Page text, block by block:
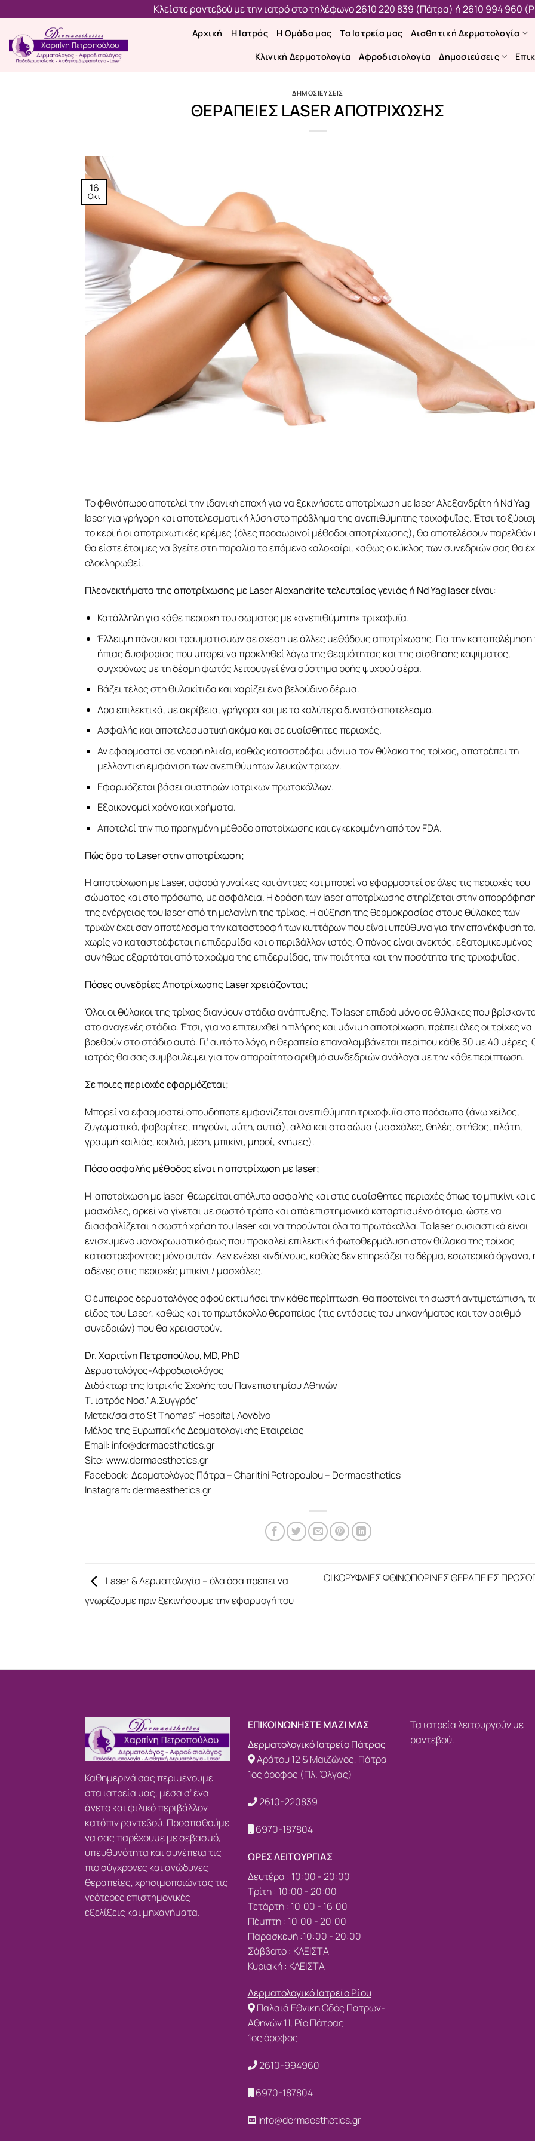
στο
περιεχόμενο
Κλείστε ραντεβού με την ιατρό στο τηλέφωνο2610 220 839 (Πάτρα) ή2610 994 960
Αρχική Η Ιατρός Η Ομάδα μας Τα Ιατρεία μας Αισθητική Δερματολογία
Κλινική Δερματολογία Αφροδισιολογία Δημοσιεύσεις
ΔΗΜΟΣΙΕΥΣΕΙΣ
ΘΕΡΑΠΕΙΕΣ LASER ΑΠΟΤΡΙΧΩΣΗΣ
16
Οκτ
Το φθινόπωρο αποτελεί την ιδανική εποχή για να ξεκινήσετε αποτρίχωση με laser Αλεξανδρίτη ή Nd Yag
laser για γρήγορη και αποτελεσματική λύση στο πρόβλημα της ανεπιθύμητης τριχοφυΐας. Έτσι το
το κερί ή οι αποτριχωτικές κρέμες (όλες προσωρινοί μέθοδοι αποτρίχωσης), θα αποτελέσουν παρελθόν
θα είστε έτοιμες να βγείτε στη παραλία το επόμενο καλοκαίρι, καθώς ο κύκλος των συνεδριών σας θα
ολοκληρωθεί.
Πλεονεκτήματα της αποτρίχωσης με Laser Alexandrite τελευταίας γενιάς ή NdYaglaserείναι:
Κατάλληλη για κάθε περιοχή του σώματος με «ανεπιθύμητη» τριχοφυΐα.
Έλλειψη πόνου και τραυματισμών σε σχέση με άλλες μεθόδους αποτρίχωσης. Για την καταπολέμηση
ήπιας δυσφορίας που μπορεί να προκληθεί λόγω της θερμότητας και της αίσθησης καψίματος,
συγχρόνως με τη δέσμη φωτός λειτουργεί ένα σύστημα ροής ψυχρού αέρα.
Βάζει τέλος στη θυλακίτιδα και χαρίζει ένα βελούδινο δέρμα.
Δρα επιλεκτικά, με ακρίβεια, γρήγορα και με το καλύτερο δυνατό αποτέλεσμα.
Ασφαλής και αποτελεσματική ακόμα και σε ευαίσθητες περιοχές.
Αν εφαρμοστεί σε νεαρή ηλικία, καθώς καταστρέφει μόνιμα τον θύλακα της τρίχας, αποτρέπει τη
μελλοντική εμφάνιση των ανεπιθύμητων λευκών τριχών.
Εφαρμόζεται βάσει αυστηρών ιατρικών πρωτοκόλλων.
Εξοικονομεί χρόνο και χρήματα.
Αποτελεί την πιο προηγμένη μέθοδο αποτρίχωσης και εγκεκριμένη από τον FDA.
Πώς δρα το Laser στην αποτρίχωση;
Η αποτρίχωση με Laser, αφορά γυναίκες και άντρες και μπορεί να εφαρμοστεί σε όλες τις περιοχές του
σώματος και στο πρόσωπο, με ασφάλεια. Η δράση των laser αποτρίχωσης στηρίζεται στην
της ενέργειας του laser από τη μελανίνη της τρίχας. Η αύξηση της θερμοκρασίας στους θύλακες των
τριχών έχει σαν αποτέλεσμα την καταστροφή των κυττάρων που είναι υπεύθυνα για την επανέκφυσή
χωρίς να καταστρέφεται η επιδερμίδα και ο περιβάλλον ιστός. Ο πόνος είναι ανεκτός, εξατομικευμένος
συνήθως εξαρτάται από το χρώμα της επιδερμίδας, την ποιότητα και την ποσότητα της τριχοφυΐας.
Πόσες συνεδρίες Αποτρίχωσης Laser χρειάζονται;
Όλοι οι θύλακοι της τρίχας διανύουν στάδια ανάπτυξης. Το laser επιδρά μόνο σε θύλακες που
στο αναγενές στάδιο. Έτσι, για να επιτευχθεί η πλήρης και μόνιμη αποτρίχωση, πρέπει όλες οι τρίχες να
βρεθούν στο στάδιο αυτό. Γι’ αυτό το λόγο, η θεραπεία επαναλαμβάνεται περίπου κάθε 30 με 40 μέρες.
ιατρός θα σας συμβουλέψει για τον απαραίτητο αριθμό συνδεδριών ανάλογα με την κάθε περίπτωση.
Σε ποιες περιοχές εφαρμόζεται;
Μπορεί να εφαρμοστεί οπουδήποτε εμφανίζεται ανεπιθύμητη τριχοφυΐα στο πρόσωπο (άνω χείλος,
ζυγωματικά, φαβορίτες, πηγούνι, μύτη, αυτιά), αλλά και στο σώμα (μασχάλες, θηλές, στήθος, πλάτη,
γραμμή κοιλιάς, κοιλιά, μέση, μπικίνι, μηροί, κνήμες).
Πόσο ασφαλής μέθοδος είναι η αποτρίχωση μεlaser;
Η αποτρίχωση με laser θεωρείται απόλυτα ασφαλής και στις ευαίσθητες περιοχές όπως το μπικίνι και
μασχάλες, αρκεί να γίνεται με σωστό τρόπο και από επιστημονικά καταρτισμένο άτομο, ώστε να
διασφαλίζεται η σωστή χρήση του laser και να τηρούνται όλα τα πρωτόκολλα. Το laser ουσιαστικά είναι
ενισχυμένο μονοχρωματικό φως που προκαλεί επιλεκτική φωτοθερμόλυση στον θύλακα της τρίχας
καταστρέφοντας μόνο αυτόν. Δεν ενέχει κινδύνους, καθώς δεν επηρεάζει το δέρμα, εσωτερικά όργανα,
αδένες στις περιοχές μπικίνι / μασχάλες.
Ο έμπειρος δερματολόγος αφού εκτιμήσει την κάθε περίπτωση, θα προτείνει τη σωστή αντιμετώπιση,
είδος του Laser, καθώς και το πρωτόκολλο θεραπείας (τις εντάσεις του μηχανήματος και τον αριθμό
συνεδριών) που θα χρειαστούν.
Dr. Χαριτίνη Πετροπούλου, MD, PhD
Δερματολόγος-Αφροδισιολόγος
Διδάκτωρ της Ιατρικής Σχολής του Πανεπιστημίου Αθηνών
Τ. ιατρός Νοσ.‘ Α.Συγγρός’
Μετεκ/σα στο St Thomas” Hospital, Λονδίνο
Μέλος της Ευρωπαϊκής Δερματολογικής Εταιρείας
Email: info@dermaesthetics.gr
Site: www.dermaesthetics.gr
Facebook: Δερματολόγος Πάτρα – Charitini Petropoulou – Dermaesthetics
Instagram: dermaesthetics.gr
Laser & Δερματολογία – όλα όσα πρέπει να
γνωρίζουμε πριν ξεκινήσουμε την εφαρμογή του
ΟΙ ΚΟΡΥΦΑΙΕΣ ΦΘΙΝΟΠΩΡΙΝΕΣ ΘΕΡΑΠΕΙΕΣ
Καθημερινά σας περιμένουμε
στα ιατρεία μας, μέσα σ’ ένα
άνετο και φιλικό περιβάλλον
κατόπιν ραντεβού. Προσπαθούμε
να σας παρέχουμε με σεβασμό,
υπευθυνότητα και συνέπεια τις
πιο σύγχρονες και ανώδυνες
θεραπείες, χρησιμοποιώντας τις
νεότερες επιστημονικές
εξελίξεις και μηχανήματα.
ΕΠΙΚΟΙΝΩΝΗΣΤΕ ΜΑΖΙ ΜΑΣ
Δερματολογικό Ιατρείο Πάτρας
Αράτου 12 & Μαιζώνος, Πάτρα
1ος όροφος (Πλ. Όλγας)
2610-220839
6970-187804
ΩΡΕΣ ΛΕΙΤΟΥΡΓΙΑΣ
Δευτέρα : 10:00 - 20:00
Τρίτη : 10:00 - 20:00
Τετάρτη : 10:00 - 16:00
Πέμπτη : 10:00 - 20:00
Παρασκευή :10:00 - 20:00
Σάββατο : ΚΛΕΙΣΤΑ
Κυριακή : ΚΛΕΙΣΤΑ
Δερματολογικό Ιατρείο Ρίου
Παλαιά Εθνική Οδός Πατρών-
Αθηνών 11, Ρίο Πάτρας
1ος όροφος
2610-994960
6970-187804
info@dermaesthetics.gr
Τα ιατρεία λειτουργούν με
ραντεβού.